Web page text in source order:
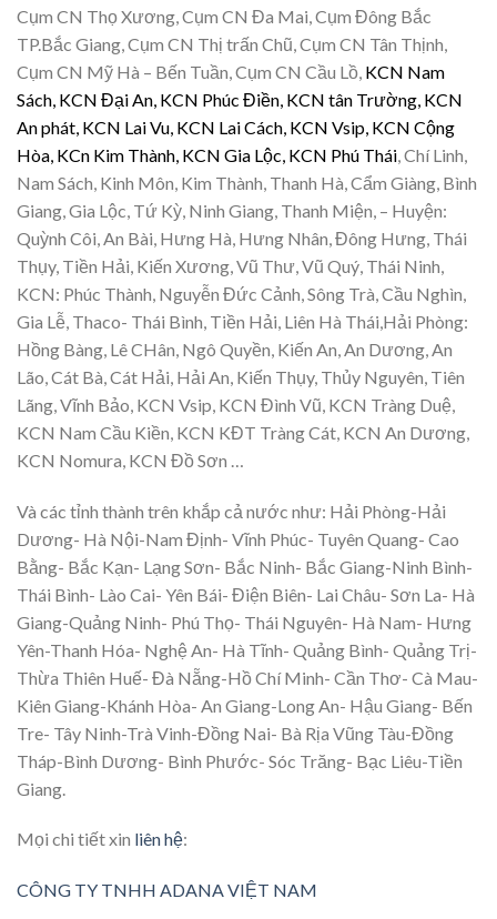
Cụm CN Thọ Xương, Cụm CN Đa Mai, Cụm Đông Bắc
TP.Bắc Giang, Cụm CN Thị trấn Chũ, Cụm CN Tân Thịnh,
Cụm CN Mỹ Hà – Bến Tuần, Cụm CN Cầu Lồ, KCN Nam
Sách, KCN Đại An, KCN Phúc Điền, KCN tân Trường, KCN
An phát, KCN Lai Vu, KCN Lai Cách, KCN Vsip, KCN Cộng
Hòa, KCn Kim Thành, KCN Gia Lộc, KCN Phú Thái, Chí Linh,
Nam Sách, Kinh Môn, Kim Thành, Thanh Hà, Cẩm Giàng, Bình
Giang, Gia Lộc, Tứ Kỳ, Ninh Giang, Thanh Miện, – Huyện:
Quỳnh Côi, An Bài, Hưng Hà, Hưng Nhân, Đông Hưng, Thái
Thụy, Tiền Hải, Kiến Xương, Vũ Thư, Vũ Quý, Thái Ninh,
KCN: Phúc Thành, Nguyễn Đức Cảnh, Sông Trà, Cầu Nghìn,
Gia Lễ, Thaco- Thái Bình, Tiền Hải, Liên Hà Thái,Hải Phòng:
Hồng Bàng, Lê CHân, Ngô Quyền, Kiến An, An Dương, An
Lão, Cát Bà, Cát Hải, Hải An, Kiến Thụy, Thủy Nguyên, Tiên
Lãng, Vĩnh Bảo, KCN Vsip, KCN Đình Vũ, KCN Tràng Duệ,
KCN Nam Cầu Kiền, KCN KĐT Tràng Cát, KCN An Dương,
KCN Nomura, KCN Đồ Sơn …
Và các tỉnh thành trên khắp cả nước như: Hải Phòng-Hải
Dương- Hà Nội-Nam Định- Vĩnh Phúc- Tuyên Quang- Cao
Bằng- Bắc Kạn- Lạng Sơn- Bắc Ninh- Bắc Giang-Ninh Bình-
Thái Bình- Lào Cai- Yên Bái- Điện Biên- Lai Châu- Sơn La- Hà
Giang-Quảng Ninh- Phú Thọ- Thái Nguyên- Hà Nam- Hưng
Yên-Thanh Hóa- Nghệ An- Hà Tĩnh- Quảng Bình- Quảng Trị-
Thừa Thiên Huế- Đà Nẵng-Hồ Chí Minh- Cần Thơ- Cà Mau-
Kiên Giang-Khánh Hòa- An Giang-Long An- Hậu Giang- Bến
Tre- Tây Ninh-Trà Vinh-Đồng Nai- Bà Rịa Vũng Tàu-Đồng
Tháp-Bình Dương- Bình Phước- Sóc Trăng- Bạc Liêu-Tiền
Giang.
Mọi chi tiết xin liên hệ:
CÔNG TY TNHH ADANA VIỆT NAM